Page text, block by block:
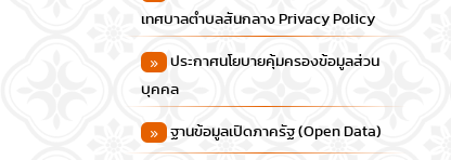
เทศบาลตำบลสันกลาง Privacy Policy
ประกาศนโยบายคุ้มครองข้อมูลส่วน
บุคคล
ฐานข้อมูลเปิดภาครัฐ (Open Data)